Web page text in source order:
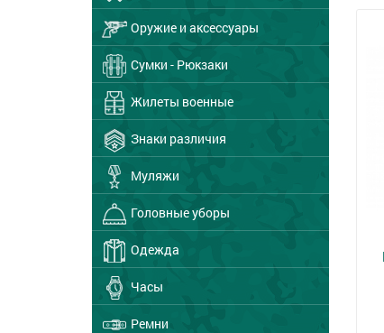
Оружие и аксессуары
Сумки - Рюкзаки
Жилеты военные
Знаки различия
Муляжи
Головные уборы
Одежда
Часы
Ремни